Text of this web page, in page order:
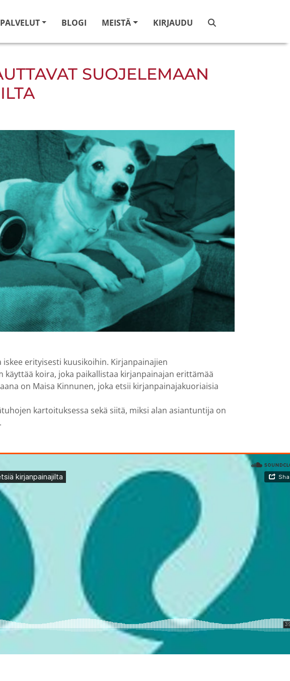
PALVELUT BLOGI MEISTÄ KIRJAUDU
SUOJELEMAAN
erityisesti kuusikoihin. Kirjanpainajien
koira, joka paikallistaa kirjanpainajan erittämää
on Maisa Kinnunen, joka etsii kirjanpainajakuoriaisia
kartoituksessa sekä siitä, miksi alan asiantuntija on